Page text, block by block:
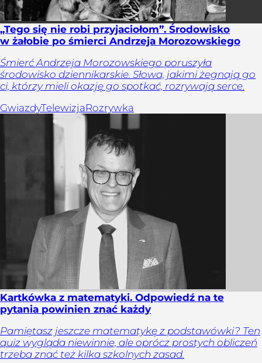
„Tego się nie robi przyjaciołom”. Środowisko
w żałobie po śmierci Andrzeja Morozowskiego
Śmierć Andrzeja Morozowskiego poruszyła
środowisko dziennikarskie. Słowa, jakimi żegnają go
ci, którzy mieli okazję go spotkać, rozrywają serce.
GwiazdyTelewizjaRozrywka
Kartkówka z matematyki. Odpowiedź na te
pytania powinien znać każdy
Pamiętasz jeszcze matematykę z podstawówki? Ten
quiz wygląda niewinnie, ale oprócz prostych obliczeń
trzeba znać też kilka szkolnych zasad.